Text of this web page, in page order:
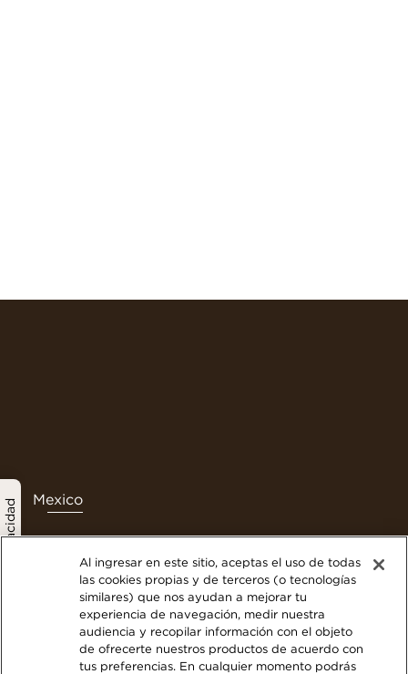
política de privacidad Mexico
Contáctanos
Términos y Condiciones
Politica de privacidad
Nuestra Política de Cookies
Al ingresar en este sitio, aceptas el uso de todas
las cookies propias y de terceros (o tecnologías
similares) que nos ayudan a mejorar tu
experiencia de navegación, medir nuestra
audiencia y recopilar información con el objeto
de ofrecerte nuestros productos de acuerdo con
tus preferencias. En cualquier momento podrás